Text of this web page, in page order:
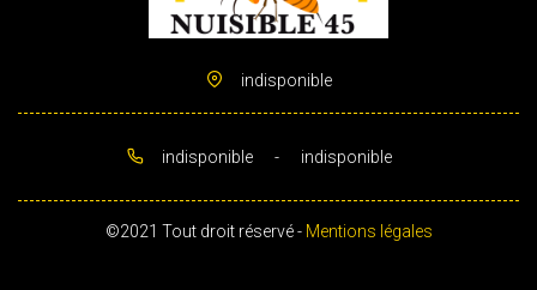
indisponible
indisponible - indisponible
©2021 Tout droit réservé - Mentions légales